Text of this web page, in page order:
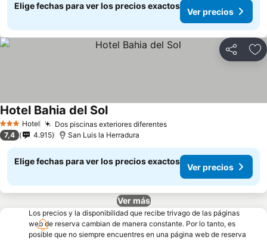
Elige fechas para ver los precios exactos
Ver precios
Compartir
3 Estrellas
Hotel Dos piscinas exteriores diferentesVer precios
Hotel Bahia del SolVer precios
7,4 4.915 San Luis la Herradura
Elige fechas para ver los precios exactos
Ver precios
Ver más
Los precios y la disponibilidad que recibe trivago de las páginas
web de reserva cambian de manera constante. Por lo tanto, es
posible que no siempre encuentres en una página web de reserva